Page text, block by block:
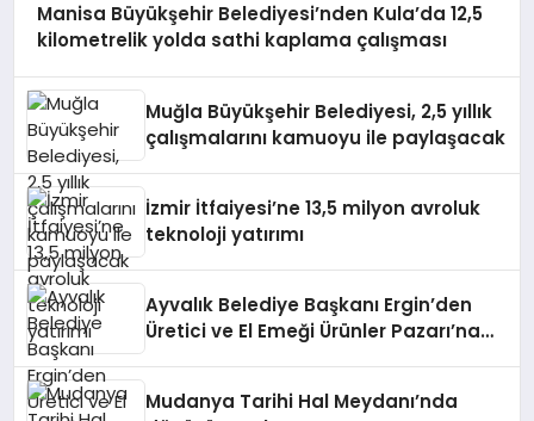
Manisa Büyükşehir Belediyesi’nden Kula’da 12,5
kilometrelik yolda sathi kaplama çalışması
Muğla Büyükşehir Belediyesi, 2,5 yıllık
çalışmalarını kamuoyu ile paylaşacak
İzmir İtfaiyesi’ne 13,5 milyon avroluk
teknoloji yatırımı
Ayvalık Belediye Başkanı Ergin’den
Üretici ve El Emeği Ürünler Pazarı’na
Mudanya Tarihi Hal Meydanı’nda